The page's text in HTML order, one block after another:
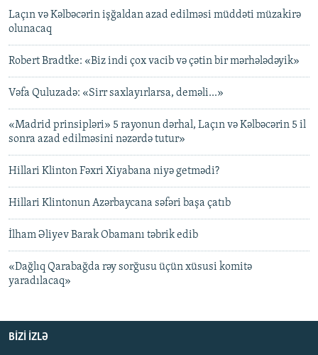
Laçın və Kəlbəcərin işğaldan azad edilməsi müddəti müzakirə
olunacaq
Robert Bradtke: «Biz indi çox vacib və çətin bir mərhələdəyik»
Vəfa Quluzadə: «Sirr saxlayırlarsa, deməli...»
«Madrid prinsipləri» 5 rayonun dərhal, Laçın və Kəlbəcərin 5 il
sonra azad edilməsini nəzərdə tutur»
Hillari Klinton Fəxri Xiyabana niyə getmədi?
Hillari Klintonun Azərbaycana səfəri başa çatıb
İlham Əliyev Barak Obamanı təbrik edib
«Dağlıq Qarabağda rəy sorğusu üçün xüsusi komitə
yaradılacaq»
BIZI IZLƏ